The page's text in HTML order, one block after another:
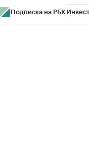
Подписка на РБК